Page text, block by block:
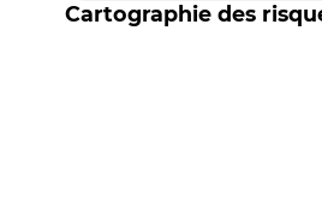
Cartographie des